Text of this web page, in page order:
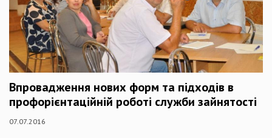
Впровадження нових форм та підходів в
профорієнтаційній роботі служби зайнятості
07.07.2016